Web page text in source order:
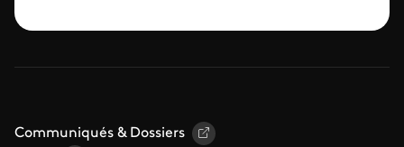
Communiqués & Dossiers